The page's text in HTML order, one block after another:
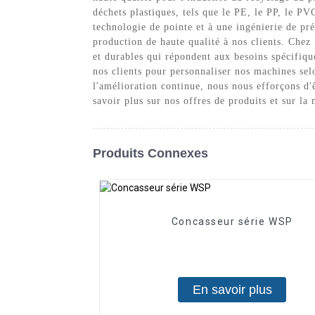
déchets plastiques, tels que le PE, le PP, le
technologie de pointe et à une ingénierie de
production de haute qualité à nos clients.
et durables qui répondent aux besoins
nos clients pour personnaliser nos machines
l'amélioration continue, nous nous efforçons
savoir plus sur nos offres de produits et sur la
Produits Connexes
Concasseur série WSP
En savoir plus